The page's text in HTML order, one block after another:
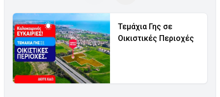
Τεμάχια Γης σε
Οικιστικές Περιοχές